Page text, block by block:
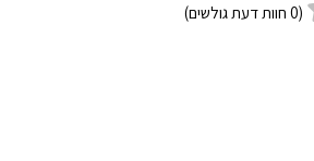
(
0 חוות דעת גולשים)